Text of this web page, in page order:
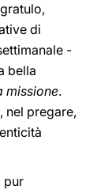
di
-
bella
missione.
nel pregare,
pur